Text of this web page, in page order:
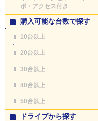
ポ・アクセス付き
購入可能な台数で探す
10台以上
20台以上
30台以上
40台以上
50台以上
ドライブから探す